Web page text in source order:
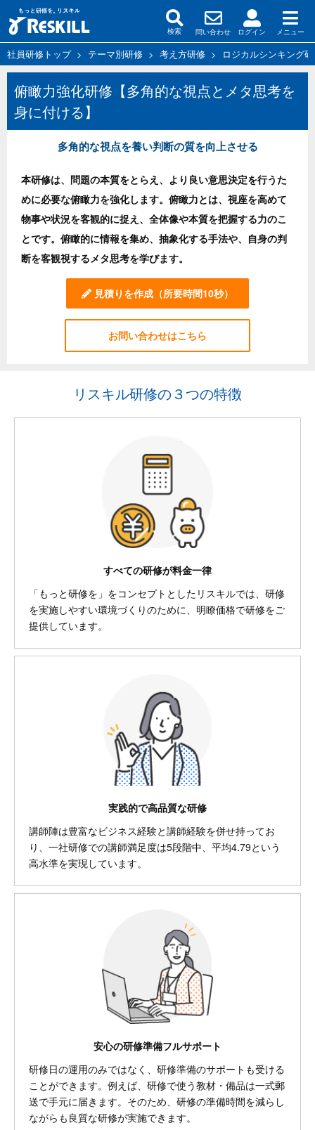
検索 問い合わせ ログイン メニュー
社員研修トップ> テーマ別研修 > 考え方研修 > ロジカルシンキング
俯瞰力強化研修【多角的な視点とメタ思考を
身に付ける】
多角的な視点を養い判断の質を向上させる
本研修は、問題の本質をとらえ、より良い意思決定を行うた
めに必要な俯瞰力を強化します。俯瞰力とは、視座を高めて
物事や状況を客観的に捉え、全体像や本質を把握する力のこ
とです。俯瞰的に情報を集め、抽象化する手法や、自身の判
断を客観視するメタ思考を学びます。
見積りを作成 （所要時間10秒）
お問い合わせはこちら
リスキル研修の３つの特徴
すべての研修が料金一律
「もっと研修を」をコンセプトとしたリスキルでは、研修
を実施しやすい環境づくりのために、明瞭価格で研修をご
提供しています。
実践的で高品質な研修
講師陣は豊富なビジネス経験と講師経験を併せ持ってお
り、一社研修での講師満足度は5段階中、平均4.79という
高水準を実現しています。
安心の研修準備フルサポート
研修日の運用のみではなく、研修準備のサポートも受ける
ことができます。例えば、研修で使う教材・備品は一式郵
送で手元に届きます。そのため、研修の準備時間を減らし
ながらも良質な研修が実施できます。